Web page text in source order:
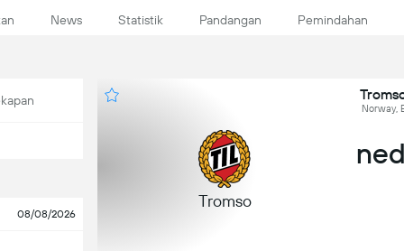
News Statistik Pandangan Pemindahan
08/08/2026
Norway,
Tromso